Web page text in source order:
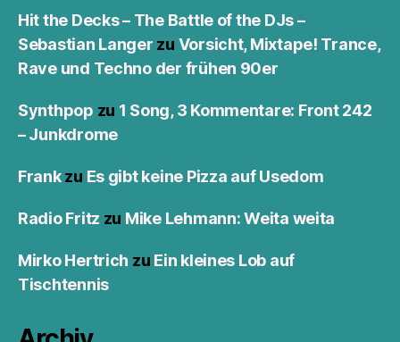
Hit the Decks – The Battle of the DJs –
Sebastian Langer zu Vorsicht, Mixtape! Trance,
Rave und Techno der frühen 90er
Synthpop zu 1 Song, 3 Kommentare: Front 242
– Junkdrome
Frankzu Es gibt keine Pizza auf Usedom
Radio Fritz zu Mike Lehmann: Weita weita
Mirko Hertrich zu Ein kleines Lob auf
Tischtennis